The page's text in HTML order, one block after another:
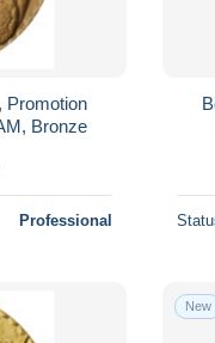
Promotion
Bronze
Professional
New